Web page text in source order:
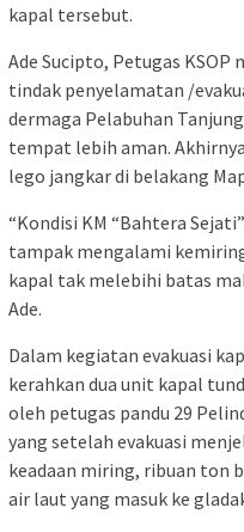
kapal tersebut.
Ade Sucipto, Petugas
tindak penyelamatan /
dermaga Pelabuhan
tempat lebih aman.
lego jangkar di belakang
“Kondisi KM “Bahtera
tampak mengalami
kapal tak melebihi batas
Ade.
Dalam kegiatan evakuasi
kerahkan dua unit kapal
oleh petugas pandu 29
yang setelah evakuasi
keadaan miring, ribuan ton
air laut yang masuk ke